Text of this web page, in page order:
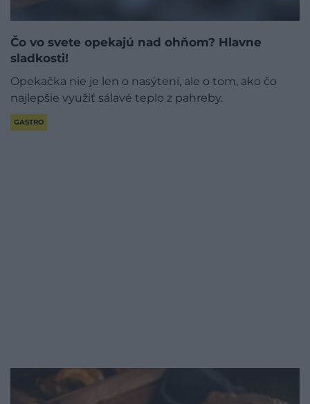
Čo vo svete opekajú nad ohňom? Hlavne
sladkosti!
Opekačka nie je len o nasýtení, ale o tom, ako čo
najlepšie využiť sálavé teplo z pahreby.
GASTRO